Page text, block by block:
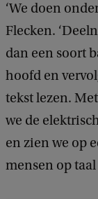
‘We doen
Flecken.
dan een soort
hoofd en
tekst lezen.
we de
en zien we op
mensen op taal